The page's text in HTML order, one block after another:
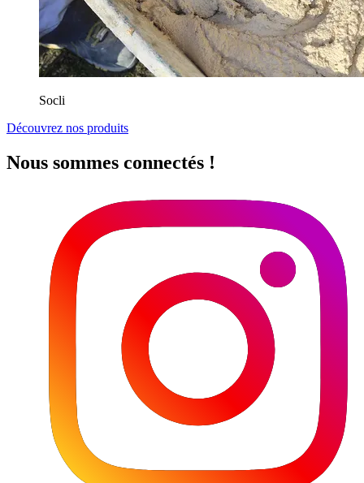
Socli
Découvrez nos produits
Nous sommes connectés !